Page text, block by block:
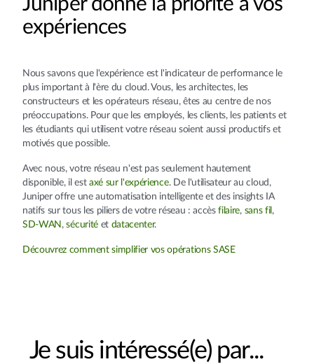
Juniper donne la priorité à vos
expériences
Nous savons que l'expérience est l'indicateur de performance le
plus important à l'ère du cloud. Vous, les architectes, les
constructeurs et les opérateurs réseau, êtes au centre de nos
préoccupations. Pour que les employés, les clients, les patients et
les étudiants qui utilisent votre réseau soient aussi productifs et
motivés que possible.
Avec nous, votre réseau n'est pas seulement hautement
disponible, il est axé sur l'expérience. De l'utilisateur au cloud,
Juniper offre une automatisation intelligente et des insights IA
natifs sur tous les piliers de votre réseau : accèsfilaire, sans fil ,
SD-WAN ,sécuritéet datacenter.
Découvrez comment simplifier vos opérations SASE
Je suis intéressé(e) par...